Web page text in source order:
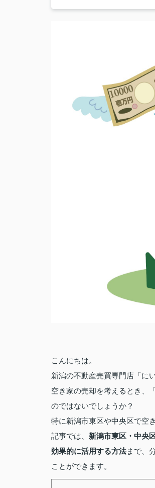
こんにちは。
新潟の不動産売買専門店「に
空き家の売却を考えるとき、
のではないでしょうか？
特に新潟市東区や中央区で空
記事では、 新潟市東区・中央
効果的に活用する方法まで、
ことができます。